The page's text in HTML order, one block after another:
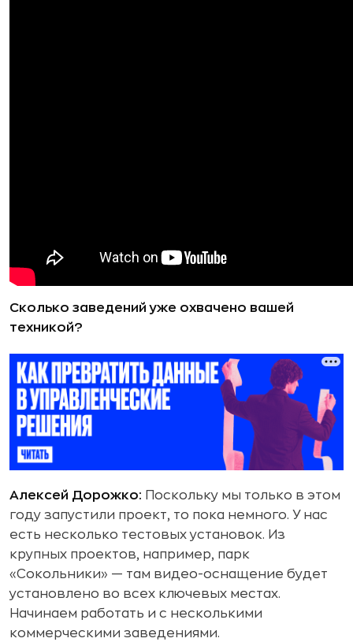
Сколько заведений уже охвачено вашей
техникой?
Алексей Дорожко: Поскольку мы только в этом
году запустили проект, то пока немного. У нас
есть несколько тестовых установок. Из
крупных проектов, например, парк
«Сокольники» — там видео-оснащение будет
установлено во всех ключевых местах.
Начинаем работать и с несколькими
коммерческими заведениями.